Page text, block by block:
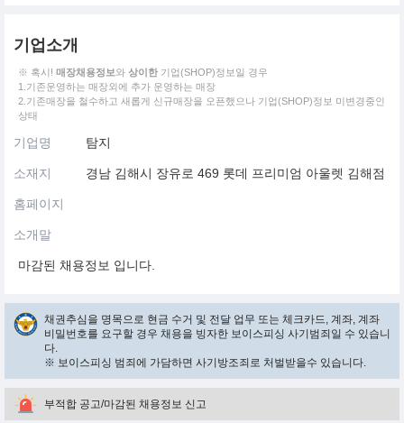
기업소개
※ 혹시! 매장채용정보와 상이한 기업(SHOP)정보일 경우
1.기존운영하는 매장외에 추가 운영하는 매장
2.기존매장을 철수하고 새롭게 신규매장을 오픈했으나 기업(SHOP)정보 미변경중인
상태
기업명 탐지
소재지 경남 김해시 장유로 469 롯데 프리미엄 아울렛 김해점
홈페이지
소개말
마감된 채용정보 입니다.
채권추심을 명목으로 현금 수거 및 전달 업무 또는 체크카드, 계좌, 계좌
비밀번호를 요구할 경우 채용을 빙자한 보이스피싱 사기범죄일 수 있습니
다.
※ 보이스피싱 범죄에 가담하면 사기방조죄로 처벌받을수 있습니다.
부적합 공고/마감된 채용정보 신고